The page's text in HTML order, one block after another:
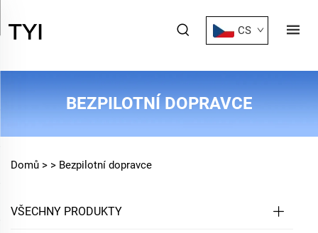
CS
BEZPILOTNÍ DOPRAVCE
Domů > > Bezpilotní dopravce
VŠECHNY PRODUKTY